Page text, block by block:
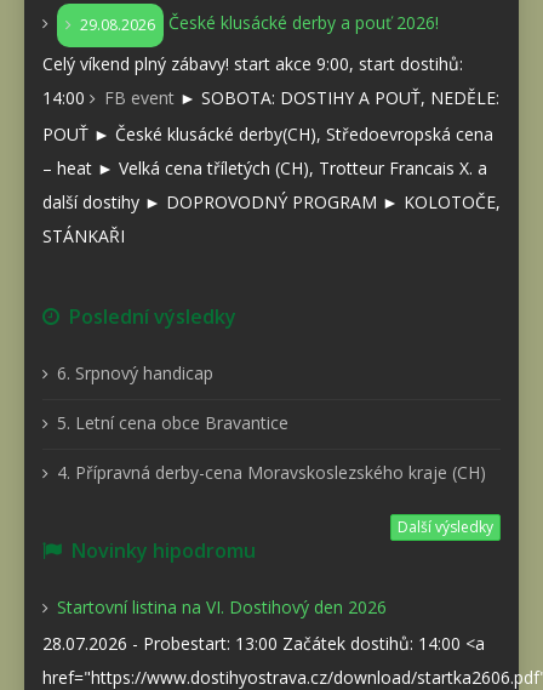
29.08.2026
České klusácké derby a pouť 2026!
Celý víkend plný zábavy! start akce 9:00, start dostihů:
14:00
FB event ► SOBOTA: DOSTIHY A POUŤ, NEDĚLE:
POUŤ ► České klusácké derby(CH), Středoevropská cena
– heat ► Velká cena tříletých (CH), Trotteur Francais X. a
další dostihy ► DOPROVODNÝ PROGRAM ► KOLOTOČE,
STÁNKAŘI
Poslední výsledky
6. Srpnový handicap
5. Letní cena obce Bravantice
4. Přípravná derby-cena Moravskoslezského kraje (CH)
Další výsledky
Novinky hipodromu
Startovní listina na VI. Dostihový den 2026
28.07.2026 - Probestart: 13:00 Začátek dostihů: 14:00 <a
href="https://www.dostihyostrava.cz/download/